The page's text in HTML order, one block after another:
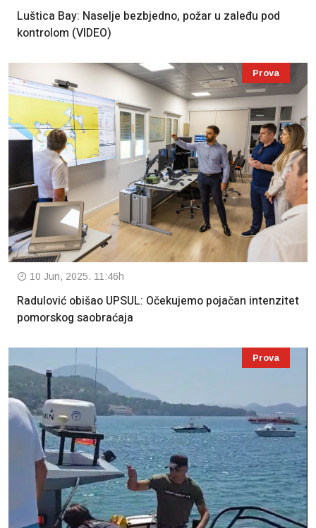
Luštica Bay: Naselje bezbjedno, požar u zaleđu pod
kontrolom (VIDEO)
Prova
10 Jun, 2025. 11:46h
Radulović obišao UPSUL: Očekujemo pojačan intenzitet
pomorskog saobraćaja
Prova